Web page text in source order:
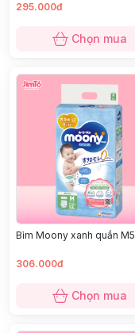
295.000đ
Chọn mua
Bỉm Moony xanh quần
306.000đ
Chọn mua